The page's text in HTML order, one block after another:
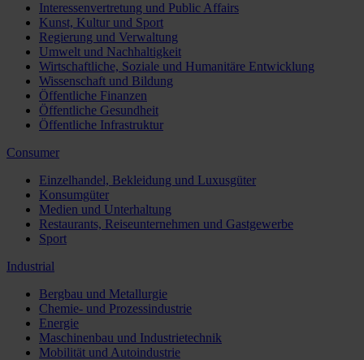
Interessenvertretung und Public Affairs
Kunst, Kultur und Sport
Regierung und Verwaltung
Umwelt und Nachhaltigkeit
Wirtschaftliche, Soziale und Humanitäre Entwicklung
Wissenschaft und Bildung
Öffentliche Finanzen
Öffentliche Gesundheit
Öffentliche Infrastruktur
Consumer
Einzelhandel, Bekleidung und Luxusgüter
Konsumgüter
Medien und Unterhaltung
Restaurants, Reiseunternehmen und Gastgewerbe
Sport
Industrial
Bergbau und Metallurgie
Chemie- und Prozessindustrie
Energie
Maschinenbau und Industrietechnik
Mobilität und Autoindustrie